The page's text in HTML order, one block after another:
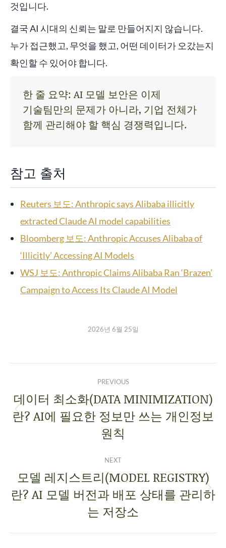
것입니다.
결국 AI 시대의 신뢰는 말로 만들어지지 않습니다.
누가 접근했고, 무엇을 했고, 어떤 데이터가 오갔는지
확인할 수 있어야 합니다.
한 줄 요약: AI 모델 보안은 이제
기술팀만의 문제가 아니라, 기업 전체가
함께 관리해야 할 핵심 경쟁력입니다.
참고 출처
Reuters 보도: Anthropic says Alibaba illicitly
extracted Claude AI model capabilities
Bloomberg 보도: Anthropic Accuses Alibaba of
‘Illicitly’ Accessing AI Models
WSJ 보도: Anthropic Claims Alibaba Ran ‘Brazen’
Campaign to Access Its Claude AI Model
2026년 6월 25일
PREVIOUS
데이터 최소화(DATA MINIMIZATION)
란? AI에 필요한 정보만 쓰는 개인정보
원칙
NEXT
모델 레지스트리(MODEL REGISTRY)
란? AI 모델 버전과 배포 상태를 관리하
는 저장소